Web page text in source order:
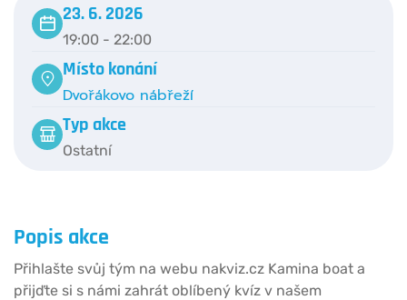
23. 6. 2026
19:00 - 22:00
Místo konání
Dvořákovo nábřeží
Typ akce
Ostatní
Popis akce
Přihlašte svůj tým na webu nakviz.cz Kamina boat a
přijďte si s námi zahrát oblíbený kvíz v našem